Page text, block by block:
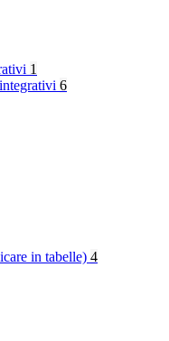
1
6
in tabelle) 4